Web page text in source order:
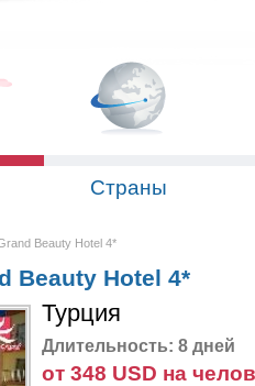
Страны
Beauty Hotel 4*
Beauty Hotel 4*
Турция
Длительность: 8 дней
от 348 USD на